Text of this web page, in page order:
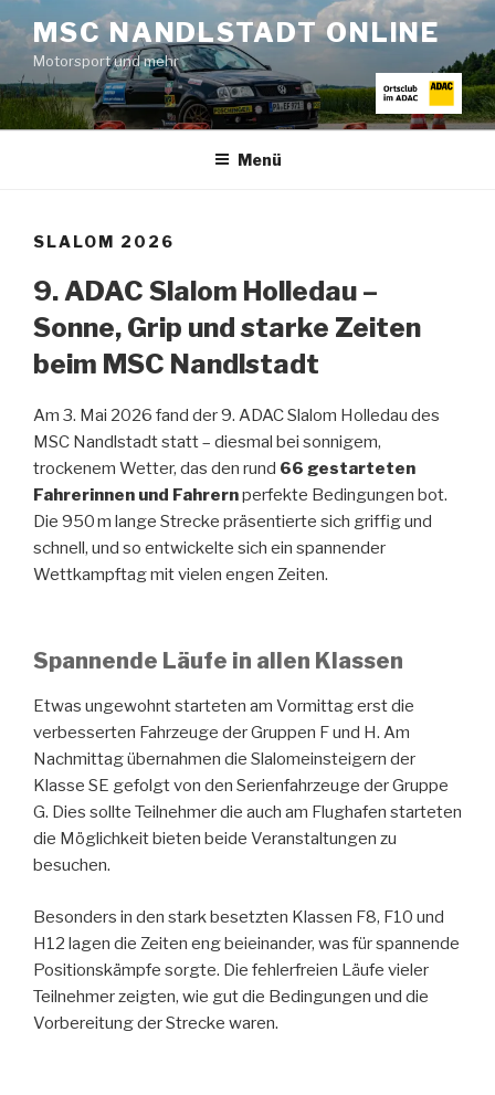
Inhalt
springen
MSC NANDLSTADT ONLINE
Motorsport und mehr
Menü
SLALOM 2026
9. ADAC Slalom Holledau –
Sonne, Grip und starke Zeiten
beim MSC Nandlstadt
Am 3. Mai 2026 fand der 9. ADAC Slalom Holledau des
MSC Nandlstadt statt – diesmal bei sonnigem,
trockenem Wetter, das den rund 66 gestarteten
Fahrerinnen und Fahrernperfekte Bedingungen bot.
Die 950 m lange Strecke präsentierte sich griffig und
schnell, und so entwickelte sich ein spannender
Wettkampftag mit vielen engen Zeiten.
Spannende Läufe in allen Klassen
Etwas ungewohnt starteten am Vormittag erst die
verbesserten Fahrzeuge der Gruppen F und H. Am
Nachmittag übernahmen die Slalomeinsteigern der
Klasse SE gefolgt von den Serienfahrzeuge der Gruppe
G. Dies sollte Teilnehmer die auch am Flughafen starteten
die Möglichkeit bieten beide Veranstaltungen zu
besuchen.
Besonders in den stark besetzten Klassen F8, F10 und
H12 lagen die Zeiten eng beieinander, was für spannende
Positionskämpfe sorgte. Die fehlerfreien Läufe vieler
Teilnehmer zeigten, wie gut die Bedingungen und die
Vorbereitung der Strecke waren.